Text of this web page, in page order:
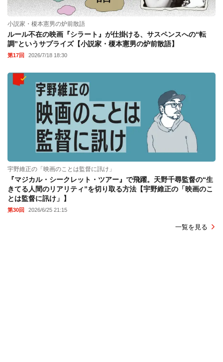
小説家・榎本憲男の炉前散語
ルール不在の映画『シラート』が仕掛ける、サスペンスへの“転
調”というサプライズ【小説家・榎本憲男の炉前散語】
第17回 2026/7/18 18:30
宇野維正の「映画のことは監督に訊け」
『マジカル・シークレット・ツアー』で飛躍。天野千尋監督の“生
きてる人間のリアリティ”を切り取る方法【宇野維正の「映画のこ
とは監督に訊け」】
第30回 2026/6/25 21:15
一覧を見る